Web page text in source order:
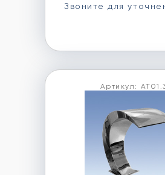
Звоните для
Артикул: